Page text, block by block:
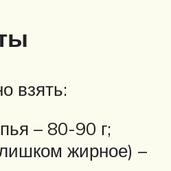
взять:
– 80-90 г;
жирное) –